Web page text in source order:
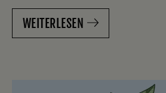
WEITERLESEN